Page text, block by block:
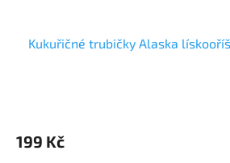
Kukuřičné trubičky Alaska
199 Kč